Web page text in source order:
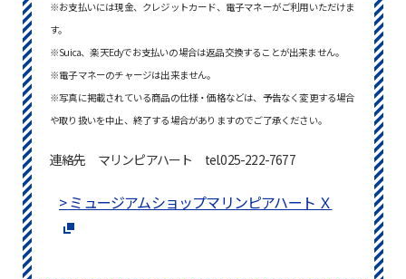
※お支払いには現金、クレジットカード、電子マネーがご利用いただけま
す。
※Suica、楽天Edyでお支払いの場合は返品交換することが出来ません。
※電子マネーのチャージは出来ません。
※写真に掲載されている商品の仕様・価格などは、予告なく変更する場合
や取り扱いを中止、終了する場合がありますのでご了承ください。
連絡先 マリンピアハート tel.025-222-7677
> ミュージアムショップマリンピアハート Ｘ